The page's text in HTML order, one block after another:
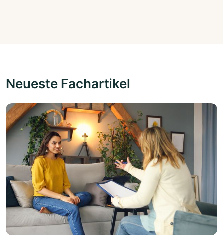
Neueste Fachartikel